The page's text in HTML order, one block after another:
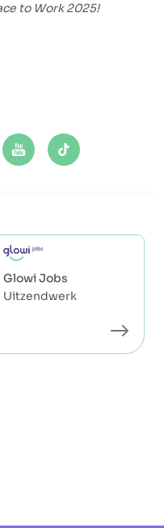
to Work 2025!
Glowi Jobs
Uitzendwerk